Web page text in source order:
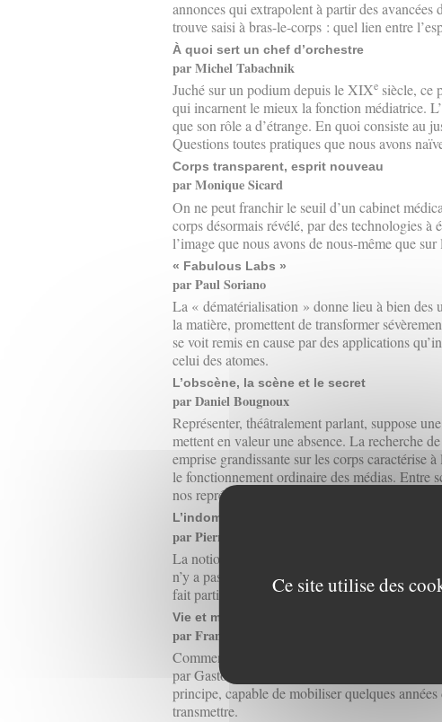
annonces qui extrapolent à partir des
trouve saisi à bras-le-corps : quel lien entre
À quoi sert un chef d’orchestre
par Michel Tabachnik
Juché sur un podium depuis le XIXe siècle, ce
qui incarnent le mieux la fonction médiatrice.
que son rôle a d’étrange. En quoi consiste au
Questions toutes pratiques que nous avons
Corps transparent, esprit nouveau
par Monique Sicard
On ne peut franchir le seuil d’un cabinet
corps désormais révélé, par des technologies
l’image que nous avons de nous-même que
« Fabulous Labs »
par Paul Soriano
La « dématérialisation » donne lieu à bien des
la matière, promettent de transformer
se voit remis en cause par des applications
celui des atomes.
L’obscène, la scène et le secret
par Daniel Bougnoux
Représenter, théâtralement parlant, suppose
mettent en valeur une absence. La recherche
emprise grandissante sur les corps caractérise
le fonctionnement ordinaire des médias. Entre
nos représentations artistiques, médiatiques,
L’indomptable résilience de la belote
par Pierre d’Huy
La notion de résilience est de nature à éclairer
n’y a pas que des ruptures de chaîne
fait partie. Affaire sérieuse.
Vie et mort d’une discipline : la polémologie
par François-Bernard Huyghe
Comment se perd une idée magnifique ?
par Gaston Bouthoul en 1942) fournit un
principe, capable de mobiliser quelques
transmettre.
Ce site utilise des